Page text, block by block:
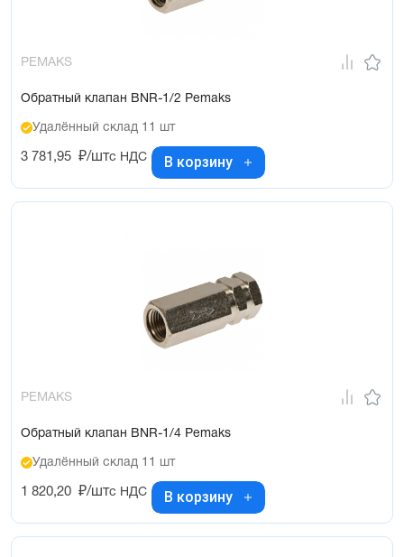
PEMAKS
Обратный клапан BNR-1/2 Pemaks
Удалённый склад 11 шт
3 781,95 ₽/штс НДС В корзину
PEMAKS
Обратный клапан BNR-1/4 Pemaks
Удалённый склад 11 шт
1 820,20 ₽/штс НДС В корзину